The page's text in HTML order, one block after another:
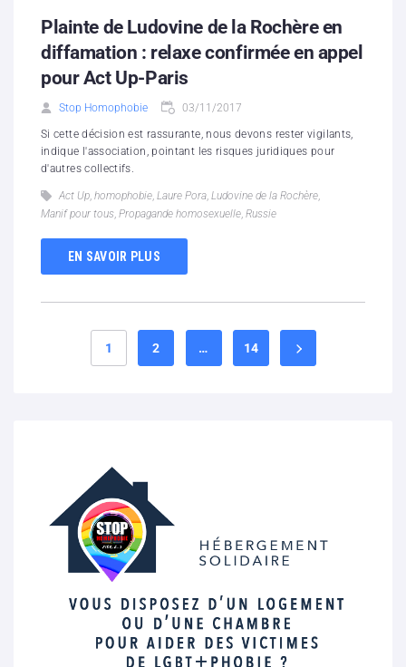
Plainte de Ludovine de la Rochère en
diffamation : relaxe confirmée en appel
pour Act Up-Paris
Stop Homophobie 03/11/2017
Si cette décision est rassurante, nous devons rester vigilants,
indique l'association, pointant les risques juridiques pour
d'autres collectifs.
Act Up, homophobie, Laure Pora, Ludovine de la Rochère,
Manif pour tous, Propagande homosexuelle, Russie
EN SAVOIR PLUS
1 2 … 14